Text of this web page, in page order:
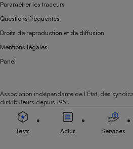
Paramétrer les traceurs
Questions fréquentes
Droits de reproduction et de diffusion
Mentions légales
Panel
Association indépendante de l’État, des
distributeurs depuis 1951.
Tests Actus Services